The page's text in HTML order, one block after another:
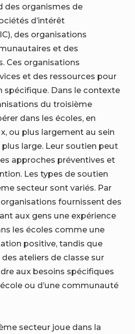
des organismes de
d’intérêt
des organisations
et des
Ces organisations
et des ressources pour
spécifique. Dans le contexte
du troisième
dans les écoles, en
ou plus largement au sein
large. Leur soutien peut
approches préventives et
Les types de soutien
secteur sont variés. Par
fournissent des
aux gens une expérience
les écoles comme une
positive, tandis que
ateliers de classe sur
aux besoins spécifiques
école ou d’une communauté
secteur joue dans la